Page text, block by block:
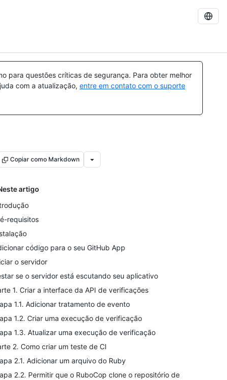
para questões críticas de segurança. Para obter melhor
com a atualização, entre em contato com o suporte
Copiar como Markdown
artigo
requisitos
código para o seu GitHub App
o servidor
se o servidor está escutando seu aplicativo
1. Criar a interface da API de verificações
1.1. Adicionar tratamento de evento
1.2. Criar uma execução de verificação
1.3. Atualizar uma execução de verificação
2. Como criar um teste de CI
2.1. Adicionar um arquivo do Ruby
2.2. Permitir que o RuboCop clone o repositório de